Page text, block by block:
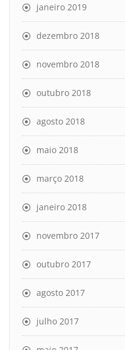
janeiro 2019
dezembro 2018
novembro 2018
outubro 2018
agosto 2018
maio 2018
março 2018
janeiro 2018
novembro 2017
outubro 2017
agosto 2017
julho 2017